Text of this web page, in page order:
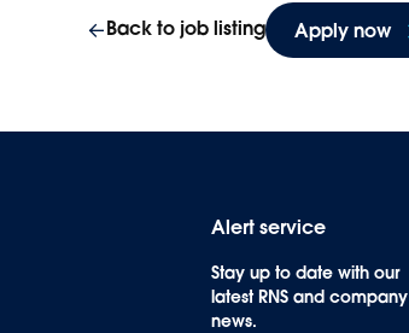
Back to job listing Apply now
Alert service
Stay up to date with our
latest RNS and company
news.